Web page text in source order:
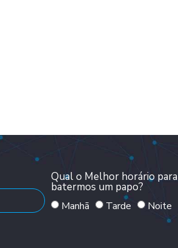
Qual o Melhor horário para
batermos um papo?
Manhã Tarde Noite